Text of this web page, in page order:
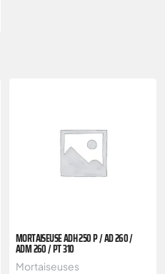
MORTAISEUSE ADH 250 P / AD 260 /
ADM 260 / PT 310
Mortaiseuses